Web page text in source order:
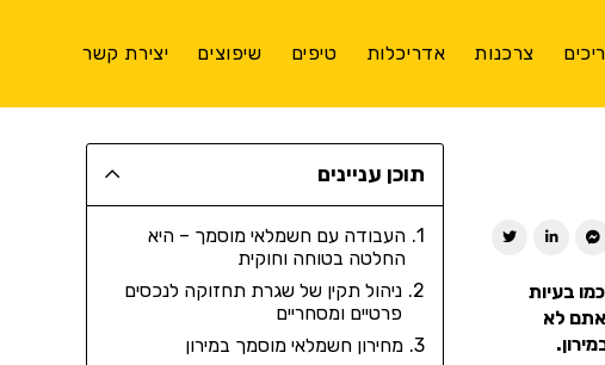
צרכנות אדריכלות טיפים שיפוצים יצירת קשר
בעיות
לא
תוכן עניינים
העבודה עם חשמלאי מוסמך – היא
החלטה בטוחה וחוקית
ניהול תקין של שגרת תחזוקה לנכסים
פרטיים ומסחריים
מחירון חשמלאי מוסמך במירון